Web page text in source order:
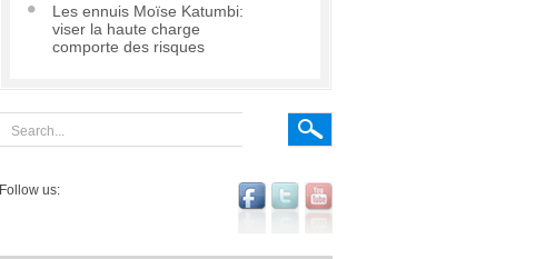
Les ennuis Moïse Katumbi:
viser la haute charge
comporte des risques
Follow us: